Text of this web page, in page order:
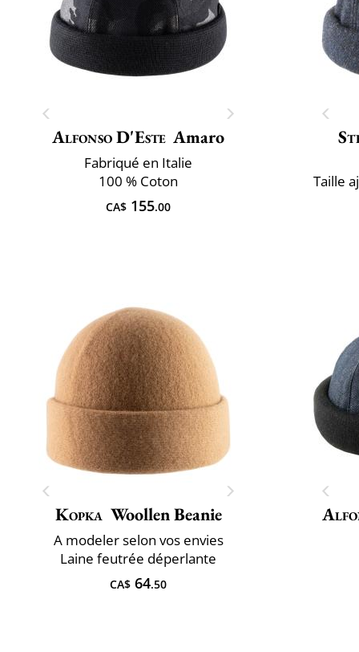
Alfonso D'Este Amaro
Fabriqué en Italie
100 % Coton
CA$ 155.00
Taille
Kopka Woollen Beanie
A ​modeler selon vos envies
Laine feutrée déperlante
CA$ 64.50